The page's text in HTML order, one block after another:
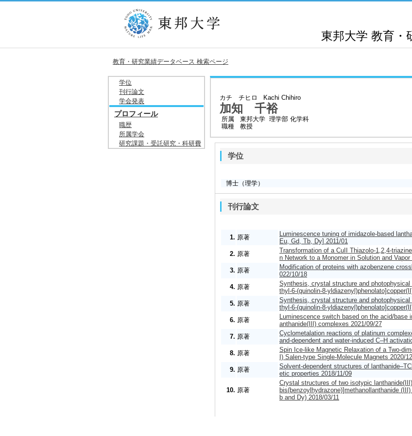
東邦大学 教育・
教育・研究業績データベース 検索ページ
学位
刊行論文
学会発表
プロフィール
職歴
所属学会
研究課題・受託研究・科研費
カチ チヒロ
Kachi Chihiro
加知 千裕
所属
東邦大学 理学部 化学科
職種
教授
学位
博士（理学）
刊行論文
1. 原著
Luminescence tuning of imidazole-based
Eu, Gd, Tb, Dy] 2011/01
2. 原著
Transformation of a CuII Thiazolo-1,2,4-
n Network to a Monomer in Solution and
3. 原著
Modification of proteins with azobenzene
022/10/18
4. 原著
Synthesis, crystal structure and
thyl-6-(quinolin-8-
5. 原著
Synthesis, crystal structure and
thyl-6-(quinolin-8-
6. 原著
Luminescence switch based on the acid/base
anthanide(III) complexes 2021/09/27
7. 原著
Cyclometalation reactions of platinum
and-dependent and water-induced C–H
8. 原著
Spin Ice‐like Magnetic Relaxation of a
I) Salen‐type Single‐Molecule Magnets 2020/
9. 原著
Solvent-dependent structures of
etic properties 2018/11/09
10. 原著
Crystal structures of two isotypic
bis(benzoylhydrazone)]methanollanthanide
b and Dy) 2018/03/11